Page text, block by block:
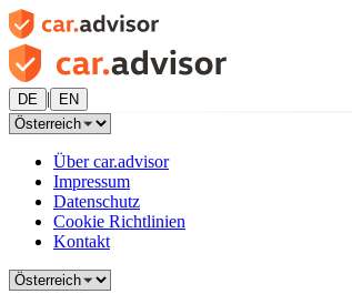
DE | EN
Über car.advisor
Impressum
Datenschutz
Cookie Richtlinien
Kontakt